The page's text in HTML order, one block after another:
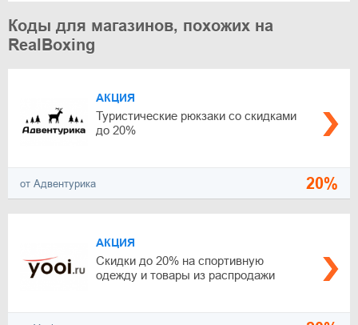
Коды для магазинов, похожих на
RealBoxing
АКЦИЯ
Туристические рюкзаки со скидками
до 20%
от Адвентурика 20%
АКЦИЯ
Скидки до 20% на спортивную
одежду и товары из распродажи